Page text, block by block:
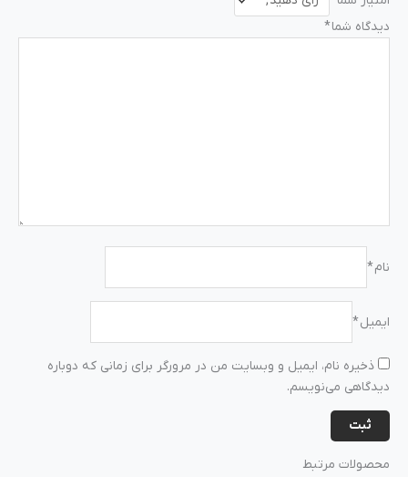
دیدگاه شما*
نام*
ایمیل*
ذخیره نام، ایمیل و وبسایت من در مرورگر برای زمانی که دوباره
دیدگاهی می‌نویسم.
محصولات مرتبط